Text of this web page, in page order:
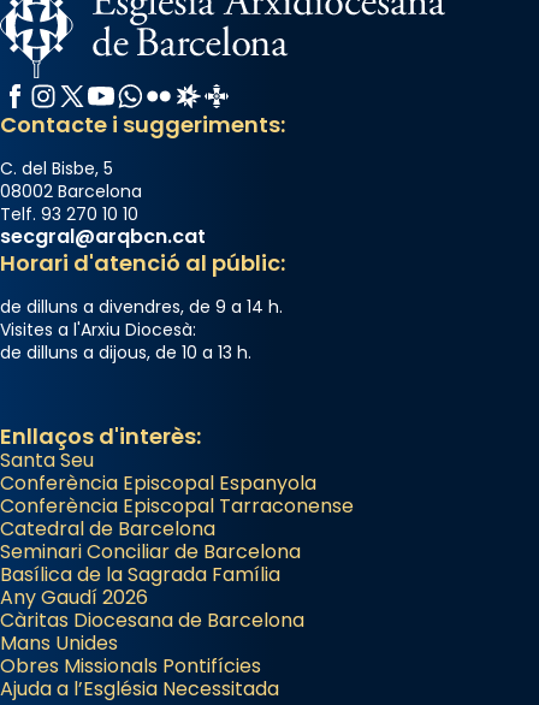
Facebook
Instagram
X / Twitter
YouTube
WhatsApp
FlickrRadio Estel
Catalunya Cristiana
Contacte i suggeriments:
C. del Bisbe, 5
08002 Barcelona
Telf. 93 270 10 10
secgral@arqbcn.cat
Horari d'atenció al públic:
de dilluns a divendres, de 9 a 14 h.
Visites a l'Arxiu Diocesà:
de dilluns a dijous, de 10 a 13 h.
Enllaços d'interès:
Santa Seu
Conferència Episcopal Espanyola
Conferència Episcopal Tarraconense
Catedral de Barcelona
Seminari Conciliar de Barcelona
Basílica de la Sagrada Família
Any Gaudí 2026
Càritas Diocesana de Barcelona
Mans Unides
Obres Missionals Pontifícies
Ajuda a l’Església Necessitada